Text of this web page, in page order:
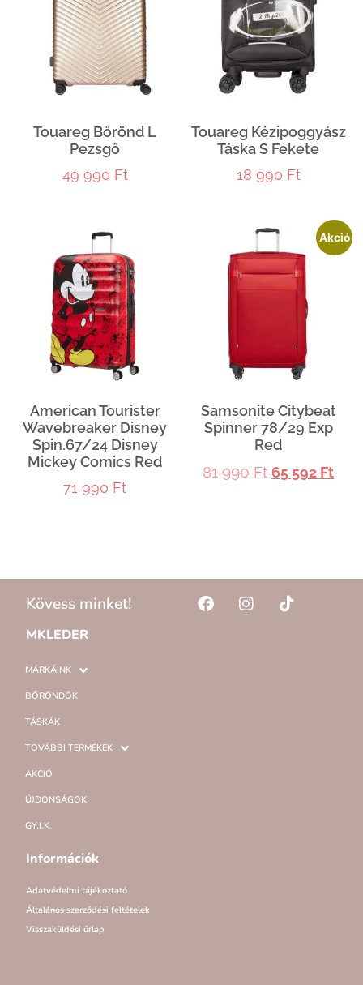
Touareg Bőrönd L
Pezsgő
49 990 Ft
Touareg Kézipoggyász
Táska S Fekete
18 990 Ft
American Tourister
Wavebreaker Disney
Spin.67/24 Disney
Mickey Comics Red
71 990 Ft
Akció
Samsonite Citybeat
Spinner 78/29 Exp
Red
81 990Ft 65 592 Ft
Kövess minket!
MKLEDER
MÁRKÁINK
BŐRÖNDÖK
TÁSKÁK
TOVÁBBI TERMÉKEK
AKCIÓ
ÚJDONSÁGOK
GY.I.K.
Információk
Adatvédelmi tájékoztató
Általános szerződési feltételek
Visszaküldési űrlap